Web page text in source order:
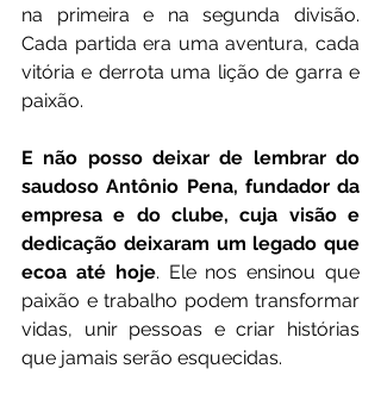
na primeira e na segunda divisão.
Cada partida era uma aventura, cada
vitória e derrota uma lição de garra e
paixão.
E não posso deixar de lembrar do
saudoso Antônio Pena, fundador da
empresa e do clube, cuja visão e
dedicação deixaram um legado que
ecoa até hoje. Ele nos ensinou que
paixão e trabalho podem transformar
vidas, unir pessoas e criar histórias
que jamais serão esquecidas.